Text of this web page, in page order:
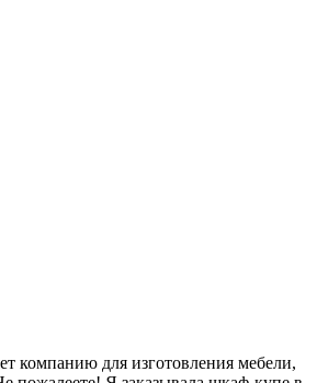
компанию для изготовления мебели,